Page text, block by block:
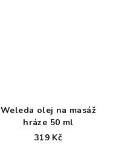
Weleda olej na masáž
hráze 50 ml
319 Kč